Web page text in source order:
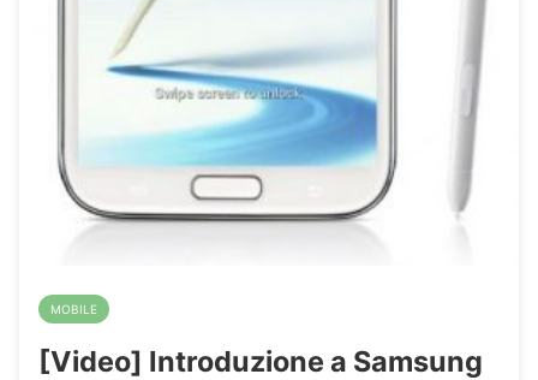
MOBILE
[Video] Introduzione a Samsung